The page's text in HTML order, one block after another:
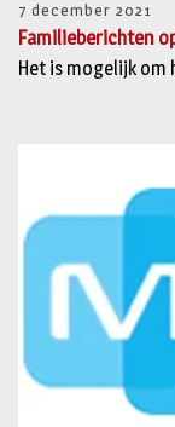
7 december 2021
Familieberichten
Het is mogelijk om